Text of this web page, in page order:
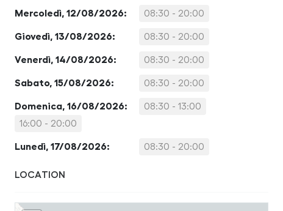
Mercoledì, 12/08/2026: 08:30 - 20:00
Giovedì, 13/08/2026: 08:30 - 20:00
Venerdì, 14/08/2026: 08:30 - 20:00
Sabato, 15/08/2026: 08:30 - 20:00
Domenica, 16/08/2026:
08:30 - 13:00
16:00 - 20:00
Lunedì, 17/08/2026: 08:30 - 20:00
LOCATION